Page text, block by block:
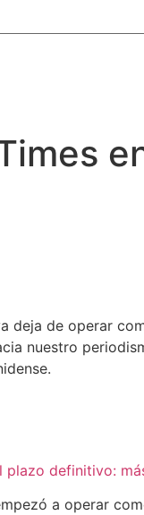
deja de operar
nuestro
plazo definitivo:
a operar